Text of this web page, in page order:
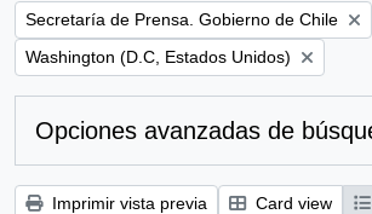
Remove filter:
Secretaría de Prensa. Gobierno de Chile
Remove filter:
Washington (D.C, Estados Unidos)
Opciones avanzadas de
Imprimir vista previa Card view